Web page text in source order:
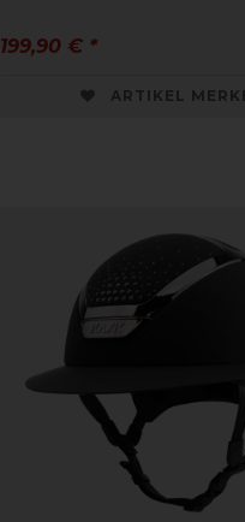
199,90 € *
ARTIKEL